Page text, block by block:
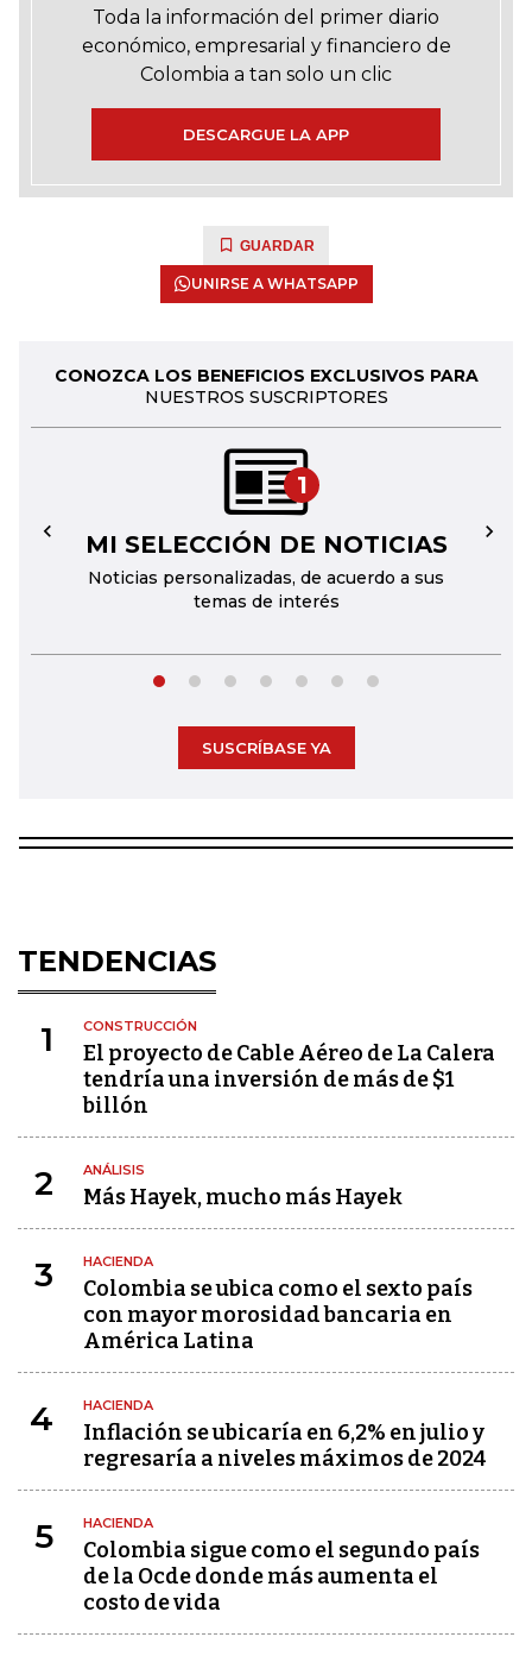
Toda la información del primer diario
económico, empresarial y financiero de
Colombia a tan solo un clic
DESCARGUE LA APP
GUARDAR
UNIRSE A WHATSAPP
CONOZCA LOS BENEFICIOS EXCLUSIVOS PARA
NUESTROS SUSCRIPTORES
1
MI SELECCIÓN DE NOTICIAS
Noticias personalizadas, de acuerdo a sus
temas de interés
← →
SUSCRÍBASE YA
TENDENCIAS
1 CONSTRUCCIÓN
El proyecto de Cable Aéreo de La Calera
tendría una inversión de más de $1
billón
2 ANÁLISIS
Más Hayek, mucho más Hayek
3 HACIENDA
Colombia se ubica como el sexto país
con mayor morosidad bancaria en
América Latina
4 HACIENDA
Inflación se ubicaría en 6,2% en julio y
regresaría a niveles máximos de 2024
5 HACIENDA
Colombia sigue como el segundo país
de la Ocde donde más aumenta el
costo de vida